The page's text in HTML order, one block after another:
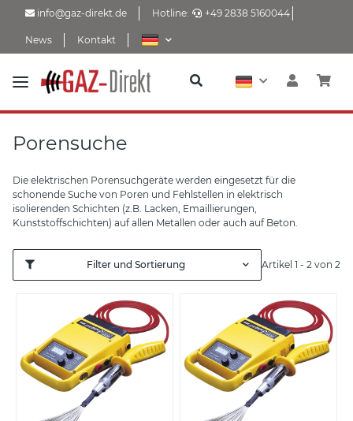
info@gaz-direkt.de Hotline: +49 2838 5160044
News Kontakt
Porensuche
Die elektrischen Porensuchgeräte werden eingesetzt für die
schonende Suche von Poren und Fehlstellen in elektrisch
isolierenden Schichten (z.B. Lacken, Emaillierungen,
Kunststoffschichten) auf allen Metallen oder auch auf Beton.
Filter und Sortierung Artikel 1 - 2 von 2